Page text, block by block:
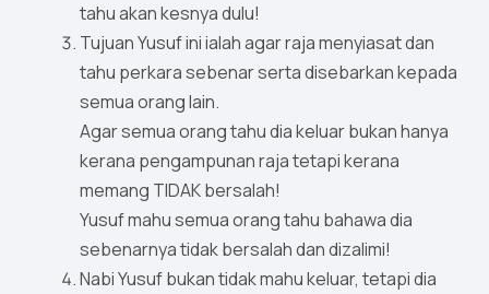
tahu akan kesnya dulu!
Tujuan Yusuf ini ialah agar raja menyiasat dan
tahu perkara sebenar serta disebarkan kepada
semua orang lain.
Agar semua orang tahu dia keluar bukan hanya
kerana pengampunan raja tetapi kerana
memang TIDAK bersalah!
Yusuf mahu semua orang tahu bahawa dia
sebenarnya tidak bersalah dan dizalimi!
Nabi Yusuf bukan tidak mahu keluar, tetapi dia